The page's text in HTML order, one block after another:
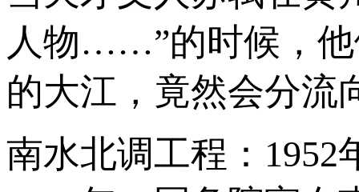
人物……”的时候，他
的大江，竟然会分流
南水北调工程：1952